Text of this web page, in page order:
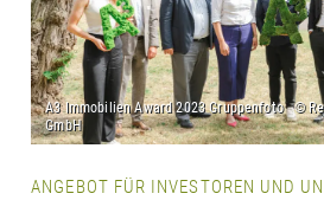
ANGEBOT FÜR INVESTOREN UND